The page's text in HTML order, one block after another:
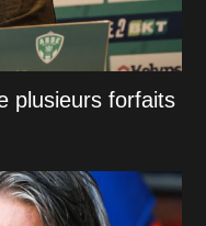
plusieurs forfaits